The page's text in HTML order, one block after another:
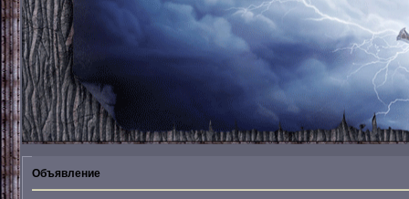
Объявление